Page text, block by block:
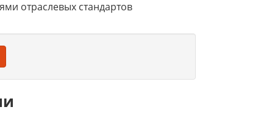
отраслевых стандартов